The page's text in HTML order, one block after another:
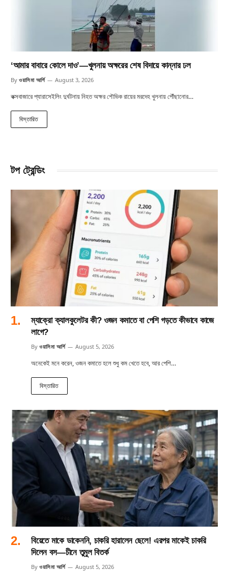
‘আমার বাবারে কোলে দাও’—খুলনায় অক্ষরের শেষ বিদায়ে কান্নার ঢল
By ওয়াসিমা আর্শি August 3, 2026
কক্সবাজারে প্যারাসেইলিং দুর্ঘটনায় নিহত অক্ষর শৌভিক রায়ের মরদেহ খুলনায় পৌঁছানোর…
বিস্তারিত
টপ ট্রেন্ডিং
ম্যাক্রো ক্যালকুলেটর কী? ওজন কমাতে বা পেশি গড়তে কীভাবে কাজে
লাগে?
By ওয়াসিমা আর্শি August 5, 2026
অনেকেই মনে করেন, ওজন কমাতে হলে শুধু কম খেতে হবে, আর পেশি…
বিস্তারিত
বিয়েতে মাকে ডাকেননি, চাকরি হারালেন ছেলে! এরপর মাকেই চাকরি
দিলেন বস—চীনে তুমুল বিতর্ক
By ওয়াসিমা আর্শি August 5, 2026